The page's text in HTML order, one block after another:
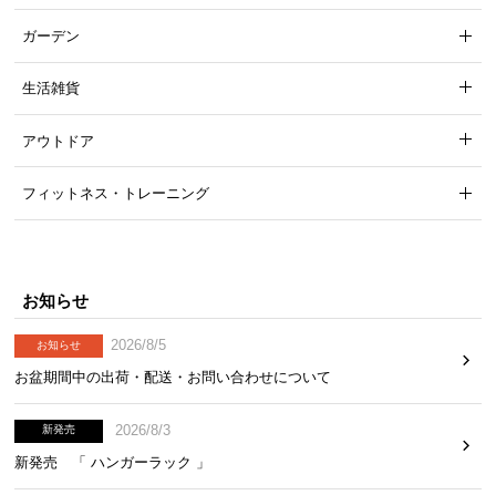
ガーデン
生活雑貨
アウトドア
フィットネス・トレーニング
お知らせ
お知らせ
2026/8/5
お盆期間中の出荷・配送・お問い合わせについて
新発売
2026/8/3
新発売 「 ハンガーラック 」